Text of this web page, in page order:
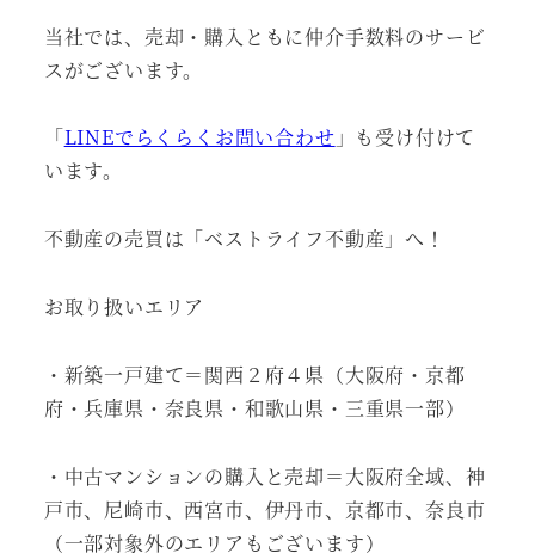
当社では、売却・購入ともに仲介手数料のサービ
スがございます。
「LINEでらくらくお問い合わせ 」も受け付けて
います。
不動産の売買は「ベストライフ不動産」へ！
お取り扱いエリア
・新築一戸建て＝関西２府４県（大阪府・京都
府・兵庫県・奈良県・和歌山県・三重県一部）
・中古マンションの購入と売却＝大阪府全域、神
戸市、尼崎市、西宮市、伊丹市、京都市、奈良市
（一部対象外のエリアもございます）